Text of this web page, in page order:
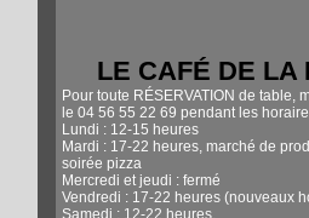
LE CAFÉ DE LA
Pour toute RÉSERVATION de table,
le 04 56 55 22 69 pendant les
Lundi : 12-15 heures
Mardi : 17-22 heures, marché de
soirée pizza
Mercredi et jeudi : fermé
Vendredi : 17-22 heures (nouveaux
Samedi : 12-22 heures.